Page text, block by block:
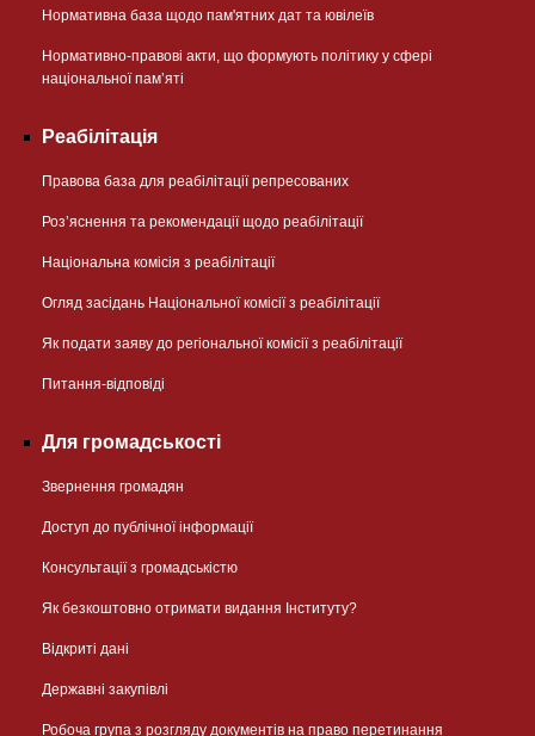
Нормативна база щодо пам'ятних дат та ювілеїв
Нормативно-правові акти, що формують політику у сфері
національної памʼяті
Реабілітація
Правова база для реабілітації репресованих
Розʼяснення та рекомендації щодо реабілітації
Національна комісія з реабілітації
Огляд засідань Національної комісії з реабілітації
Як подати заяву до регіональної комісії з реабілітації
Питання-відповіді
Для громадськості
Звернення громадян
Доступ до публічної інформації
Консультації з громадськістю
Як безкоштовно отримати видання Інституту?
Відкриті дані
Державні закупівлі
Робоча група з розгляду документів на право перетинання